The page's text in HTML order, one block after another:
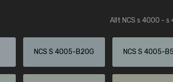
Allt NCS s 4000 - s
NCS S 4005-B20G NCS S 4005-